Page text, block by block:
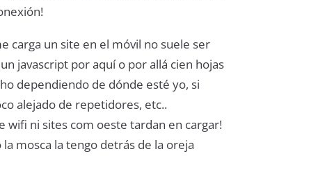
carga un site en el móvil no suele ser
javascript por aquí o por allá cien hojas
dependiendo de dónde esté yo, si
alejado de repetidores, etc..
wifi ni sites com oeste tardan en cargar!
mosca la tengo detrás de la oreja